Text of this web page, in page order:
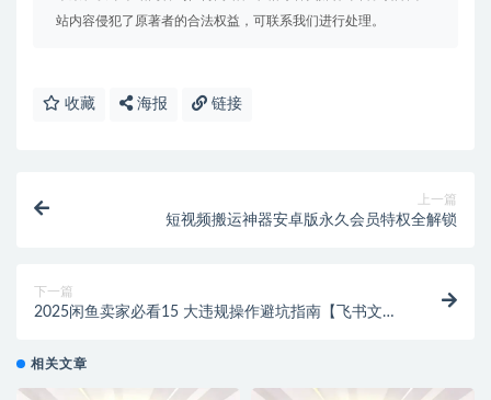
站内容侵犯了原著者的合法权益，可联系我们进行处理。
收藏 海报 链接
上一篇
短视频搬运神器安卓版永久会员特权全解锁
下一篇
2025闲鱼卖家必看15 大违规操作避坑指南【飞书文档
相关文章